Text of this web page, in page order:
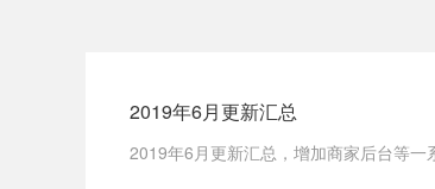
2019年6月更新汇总
2019年6月更新汇总，增加商家后台等一